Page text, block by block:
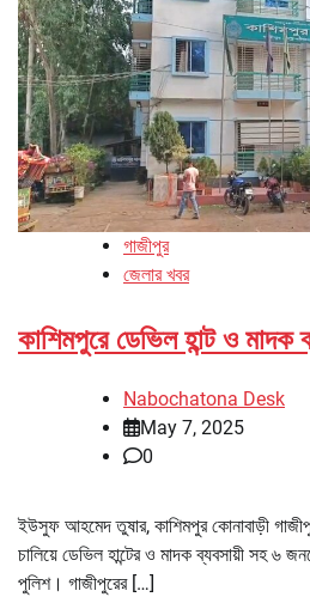
গাজীপুর
জেলার খবর
কাশিমপুরে ডেভিল হান্ট ও
Nabochatona Desk
May 7, 2025
0
ইউসুফ আহমেদ তুষার, কাশিমপুর কোনাবাড়ী
চালিয়ে ডেভিল হান্টের ও মাদক ব্যবসায়ী সহ ৬
পুলিশ। গাজীপুরের […]